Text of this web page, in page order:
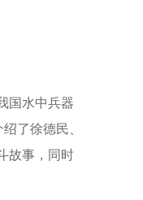
国水中兵器
了徐德民、
故事，同时